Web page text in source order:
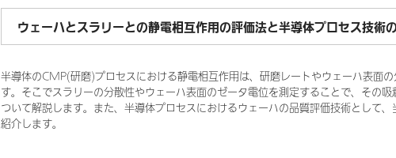
ウェーハとスラリーとの静電相互作用の評価法と半導体プロセス技術
半導体のCMP(研磨)プロセスにおける静電相互作用は、研磨レートやウェーハ表面
す。そこでスラリーの分散性やウェーハ表面のゼータ電位を測定することで、その
ついて解説します。また、半導体プロセスにおけるウェーハの品質評価技術として
紹介します。